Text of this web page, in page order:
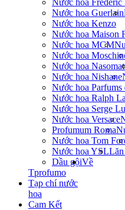
Nước hoa Frederic
Nước hoa Guerlain
Nước hoa Kenzo
Nước hoa Maison
Nước hoa MCM
Nước hoa
Nước hoa
Nước hoa Nishane
Nước hoa
Nước hoa Ralph
Nước hoa Serge
Nước hoa Versace
Profumum Roma
Nước hoa Tom
Nước hoa YSL
Dầu gộiVề
Tprofumo
Tạp chí nước
hoa
Cam Kết